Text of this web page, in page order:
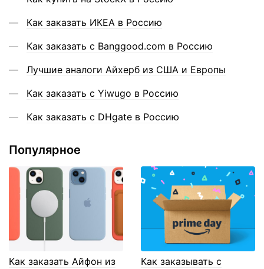
Как заказать ИКЕА в Россию
Как заказать с Banggood.com в Россию
Лучшие аналоги Айхерб из США и Европы
Как заказать с Yiwugo в Россию
Как заказать с DHgate в Россию
Популярное
Как заказать Айфон из
Как заказывать с